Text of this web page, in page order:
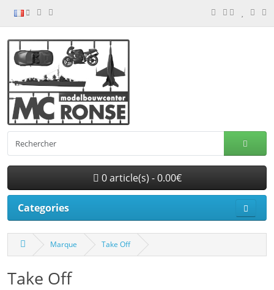
0 article(s) - 0.00€
Categories
Marque Take Off
Take Off